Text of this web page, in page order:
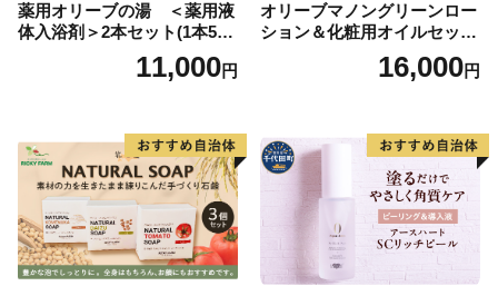
【連絡先】
名称：葛城市ふるさと係
TEL：0120-139-725
受付時間 9：00~17：00（土・日、祝祭日を除く）
【寄附受納証およびワンストップ特例申請書について】
入金確認後1～2週間程度でお届けします。
返送先住所：〒646-0032 和歌山県田辺市下屋敷町35-2
薬用オリーブの湯 ＜薬用液
体入浴剤＞2本セット(1本500
11,000円
オリーブマノングリーンロー
ション＆化粧用オイルセット
美容グッズ スキンケア 化粧
16,000円